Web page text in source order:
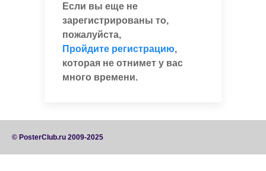
Если вы еще не
зарегистрированы то,
пожалуйста,
Пройдите регистрацию,
которая не отнимет у вас
много времени.
© PosterClub.ru 2009-2025